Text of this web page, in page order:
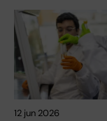
12 jun 2026